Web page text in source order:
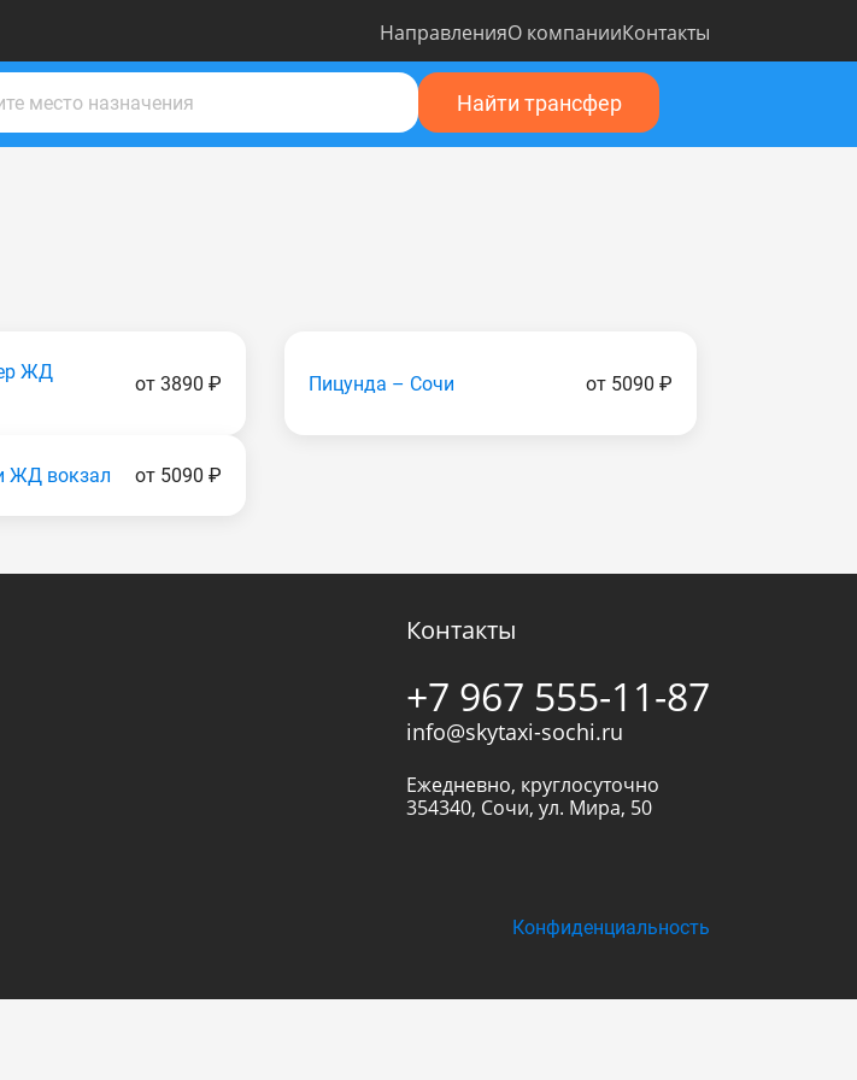
НаправленияО компанииКонтакты
Найти трансфер
ЖД
от 3890 ₽ Пицунда – Сочи от 5090 ₽
ЖД вокзал от 5090 ₽
Контакты
+7 967 555-11-87
info@skytaxi-sochi.ru
Ежедневно, круглосуточно
354340, Сочи, ул. Мира, 50
Конфиденциальность